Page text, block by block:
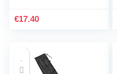
Draagtas, Gemakkelijk
€17.40